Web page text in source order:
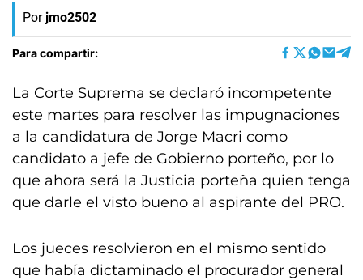
Por jmo2502
Para compartir:
La Corte Suprema se declaró incompetente
este martes para resolver las impugnaciones
a la candidatura de Jorge Macri como
candidato a jefe de Gobierno porteño, por lo
que ahora será la Justicia porteña quien tenga
que darle el visto bueno al aspirante del PRO.
Los jueces resolvieron en el mismo sentido
que había dictaminado el procurador general